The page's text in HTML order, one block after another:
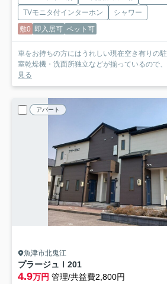
TVモニタ付インターホン
シャワー
敷0 即入居可 ペット可
車をお持ちの方にはうれしい現在空き有りの
室乾燥機・洗面所独立などが揃っているので
見る
アパート
魚津市北鬼江
プラージュⅠ 201
4.9万円 管理/共益費2,800円